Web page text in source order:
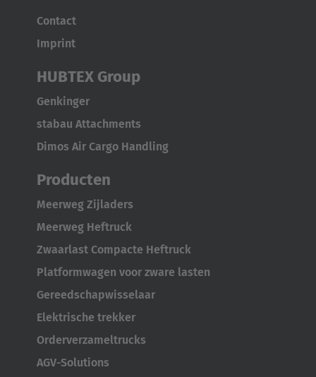
España
Great Britain
Italia
Italiano
Nederland
Nederlands
Contact
Imprint
HUBTEX Group
Genkinger
stabau Attachments
Dimos Air Cargo Handling
Producten
Meerweg Zijladers
Meerweg Heftruck
Zwaarlast Compacte Heftruck
Platformwagen voor zware lasten
Gereedschapwisselaar
Elektrische trekker
Orderverzameltrucks
AGV-Solutions